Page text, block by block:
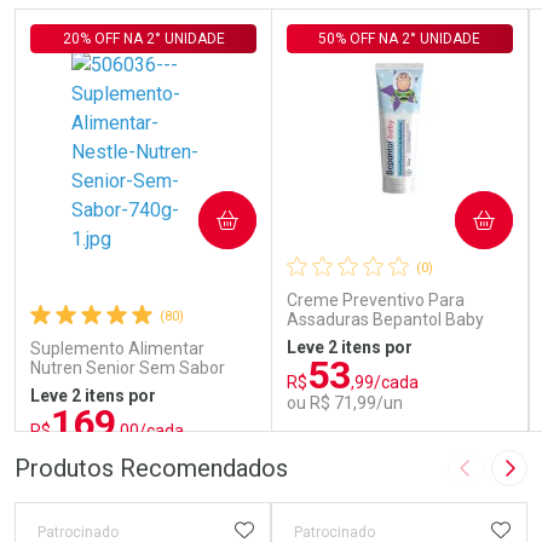
(80)
Suplemento Alimentar
Nutren Senior Sem Sabor
740g
20% OFF NA 2° UNIDADE
Leve 2 itens por
R$169,00/cada
COMPRAR
FECHAR
FECHAR
Por Menos
(0)
Creme Preventivo Para
Assaduras Bepantol Baby
Toy Story Personagens
Sortidos 120g
50% OFF NA 2° UNIDADE
Leve 2 itens por
R$53,99/cada
ou R$ 71,99/un
COMPRAR
Por Menos
Produtos Recomendados Imagem
Patrocinado ADICIONAR AOS FAVORITOS
Patrocinado